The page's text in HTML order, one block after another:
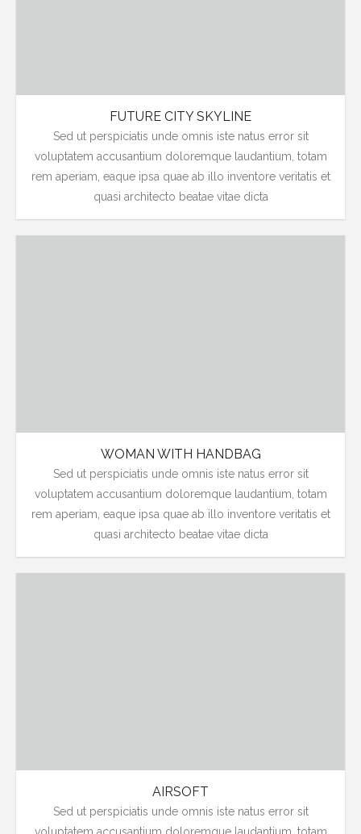
FUTURE CITY SKYLINE
Sed ut perspiciatis unde omnis iste natus error sit
voluptatem accusantium doloremque laudantium, totam
rem aperiam, eaque ipsa quae ab illo inventore veritatis et
quasi architecto beatae vitae dicta
WOMAN WITH HANDBAG
Sed ut perspiciatis unde omnis iste natus error sit
voluptatem accusantium doloremque laudantium, totam
rem aperiam, eaque ipsa quae ab illo inventore veritatis et
quasi architecto beatae vitae dicta
AIRSOFT
Sed ut perspiciatis unde omnis iste natus error sit